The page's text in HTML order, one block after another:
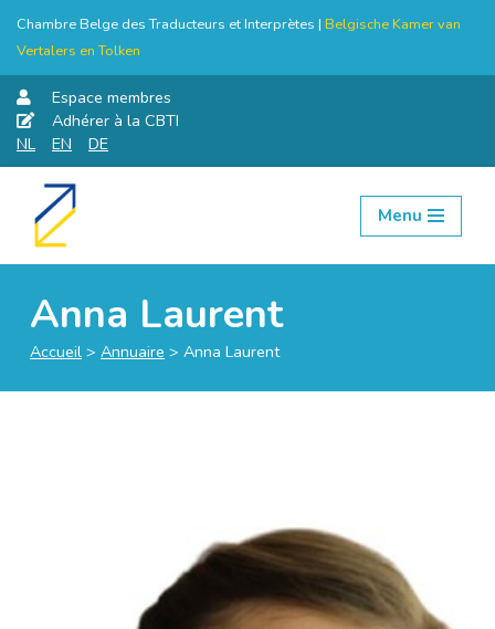
Chambre Belge des Traducteurs et Interprètes | Belgische Kamer van
Vertalers en Tolken
Espace membres
Adhérer à la CBTI
NL
EN DE
Aller
Menu
Anna Laurent
Accueil > Annuaire > Anna Laurent